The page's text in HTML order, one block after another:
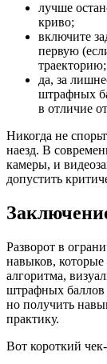
лучше
криво;
включите
первую
траекторию;
да, за
штрафных
в отличие
Никогда не
наезд. В
камеры, и
допустить
Разворот в
навыков,
алгоритма,
штрафных баллов
но получить
практику.
Вот короткий